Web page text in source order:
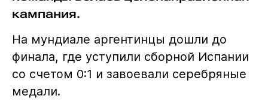
кампания.
На мундиале аргентинцы дошли до
финала, где уступили сборной Испании
со счетом 0:1 и завоевали серебряные
медали.